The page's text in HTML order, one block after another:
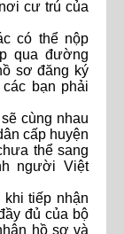
cư trú của
có thể nộp
qua đường
sơ đăng ký
bạn phải
cùng nhau
cấp huyện
thể sang
người Việt
tiếp nhận
đủ của bộ
hồ sơ và